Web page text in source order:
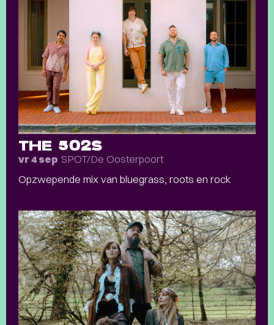
THE 502S
vr 4 sep SPOT/De Oosterpoort
Opzwepende mix van bluegrass, roots en rock